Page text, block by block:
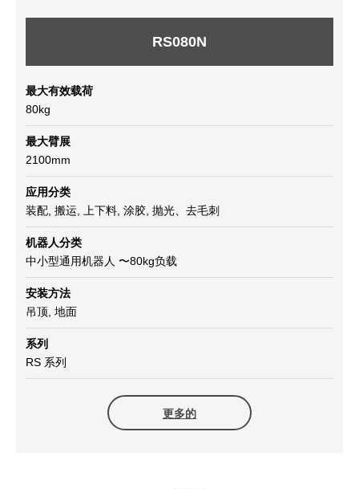
RS080N
最大有效载荷
80kg
最大臂展
2100mm
应用分类
装配, 搬运, 上下料, 涂胶, 抛光、去毛刺
机器人分类
中小型通用机器人 〜80kg负载
安装方法
吊顶, 地面
系列
RS 系列
更多的